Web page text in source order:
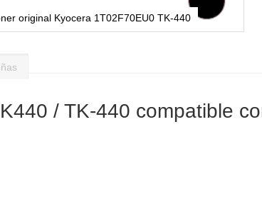
original Kyocera 1T02F70EU0 TK-440
/ TK-440 compatible